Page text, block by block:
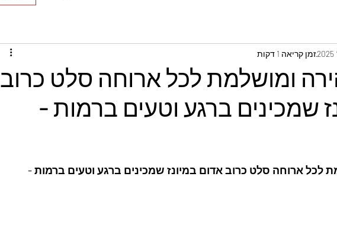
ומושלמת לכל ארוחה סלט כרוב
שמכינים ברגע וטעים ברמות -
זמן קריאה 1 דקות
לכל ארוחה סלט כרוב אדום במיונז שמכינים ברגע וטעים ברמות -